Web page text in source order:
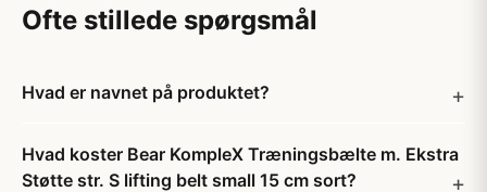
Ofte stillede spørgsmål
Hvad er navnet på produktet?
Hvad koster Bear KompleX Træningsbælte m. Ekstra
Støtte str. S lifting belt small 15 cm sort?